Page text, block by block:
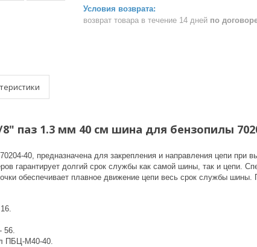
возврат товара в течение 14 дней по
паз 1.3 мм 40 см шина для бензопилы
40, предназначена для закрепления и направления цепи при
гарантирует долгий срок службы как самой шины, так и цепи.
обеспечивает плавное движение цепи весь срок службы
56.
ПБЦ-М40-40.